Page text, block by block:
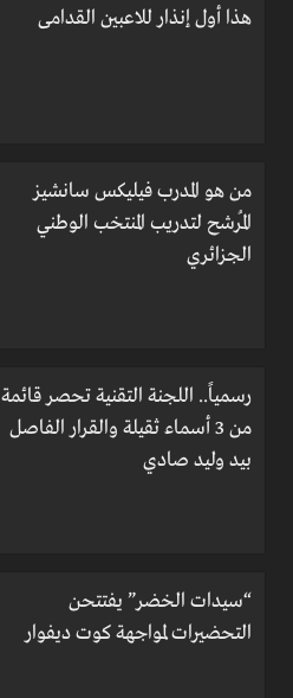
هذا أول إنذار للاعبين القدامى
من هو المدرب فيليكس سانشيز
المُرشح لتدريب المنتخب الوطني
الجزائري
رسمياً.. اللجنة التقنية تحصر قائمة
من 3 أسماء ثقيلة والقرار الفاصل
بيد وليد صادي
“سيدات الخضر” يفتتحن
التحضيرات لمواجهة كوت ديفوار